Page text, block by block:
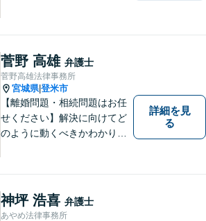
まず弁護士に相談してみてく
ださい。離婚問題／借金問題
／交通事故／刑事事件など、
幅広く対応。【夜間／休日対
応可能】
菅野 高雄 弁護士
菅野高雄法律事務所
宮城県|登米市
【離婚問題・相続問題はお任
せください】解決に向けてど
のように動くべきかわかりや
夜間・休日対応可】お早めの
ご相談が、納得のいく解決へ
の第一歩です。
詳細を見
る
神坪 浩喜 弁護士
あやめ法律事務所